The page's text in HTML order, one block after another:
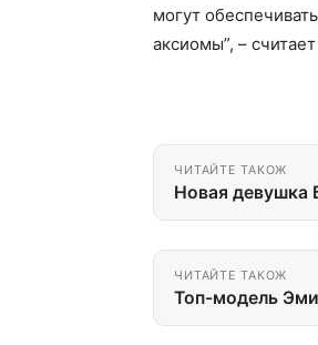
могут
аксиомы”, –
ЧИТАЙТЕ ТАКОЖ
Новая девушка
ЧИТАЙТЕ ТАКОЖ
Топ-модель